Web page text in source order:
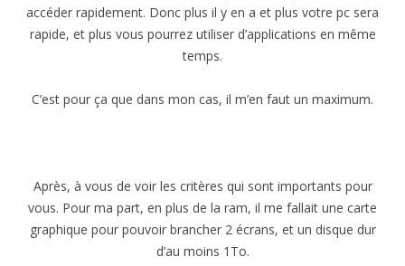
accéder rapidement. Donc plus il y en a et plus votre pc sera
rapide, et plus vous pourrez utiliser d’applications en même
temps.
C’est pour ça que dans mon cas, il m’en faut un maximum.
Après, à vous de voir les critères qui sont importants pour
vous. Pour ma part, en plus de la ram, il me fallait une carte
graphique pour pouvoir brancher 2 écrans, et un disque dur
d’au moins 1To.